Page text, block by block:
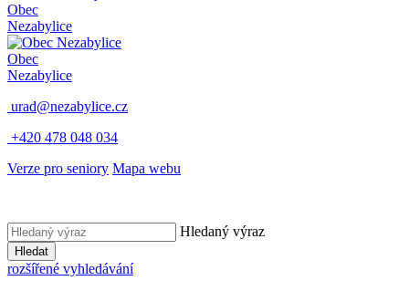
Obec
Nezabylice
Obec
Nezabylice
urad@nezabylice.cz
+420 478 048 034
Verze pro seniory Mapa webu
Hledaný výraz
Hledat
rozšířené vyhledávání